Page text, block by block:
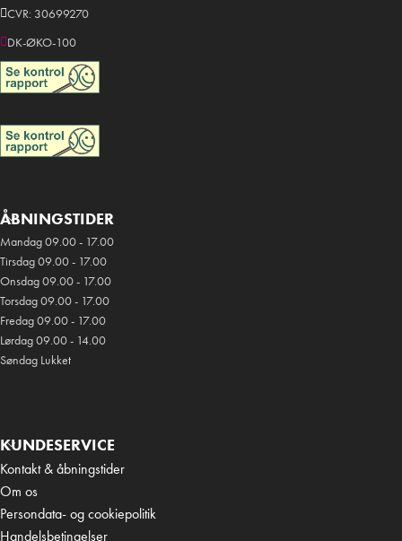
CVR: 30699270
DK-ØKO-100
ÅBNINGSTIDER
Mandag 09.00 - 17.00
Tirsdag 09.00 - 17.00
Onsdag 09.00 - 17.00
Torsdag 09.00 - 17.00
Fredag 09.00 - 17.00
Lørdag 09.00 - 14.00
Søndag Lukket
KUNDESERVICE
Kontakt & åbningstider
Om os
Persondata- og cookiepolitik
Handelsbetingelser